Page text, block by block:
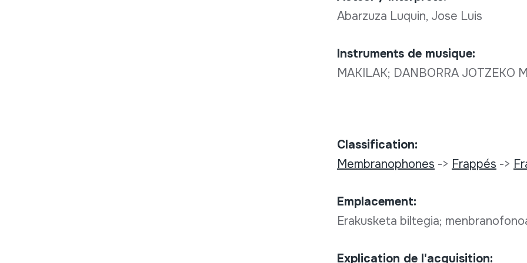
Abarzuza Luquin, Jose Luis
Instruments de musique:
MAKILAK; DANBORRA JOTZEKO
Classification:
Membranophones -> Frappés ->
Emplacement:
Erakusketa biltegia;
Explication de l'acquisition: